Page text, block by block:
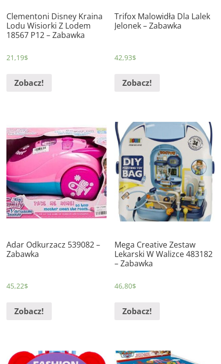
Clementoni Disney Kraina
Lodu Wisiorki Z Lodem
18567 P12 – Zabawka
21,19$
Zobacz!
Trifox Malowidła Dla Lalek
Jelonek – Zabawka
42,93$
Zobacz!
Adar Odkurzacz 539082 –
Zabawka
45,22$
Zobacz!
Mega Creative Zestaw
Lekarski W Walizce 483182
– Zabawka
46,80$
Zobacz!